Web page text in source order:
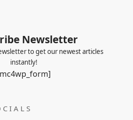
Newsletter
to get our newest articles
instantly!